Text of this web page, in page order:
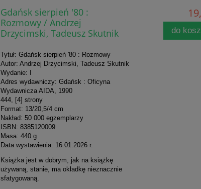
Gdańsk sierpień '80 :
Rozmowy / Andrzej
Drzycimski, Tadeusz Skutnik
Tytuł: Gdańsk sierpień '80 : Rozmowy
Autor: Andrzej Drzycimski, Tadeusz Skutnik
Wydanie: I
Adres wydawniczy: Gdańsk : Oficyna
Wydawnicza AIDA, 1990
444, [4] strony
Format: 13/20,5/4 cm
Nakład: 50 000 egzemplarzy
ISBN: 8385120009
Masa: 440 g
Data wystawienia: 16.01.2026 r.
Książka jest w dobrym, jak na książkę
używaną, stanie, ma okładkę nieznacznie
sfatygowaną.
do